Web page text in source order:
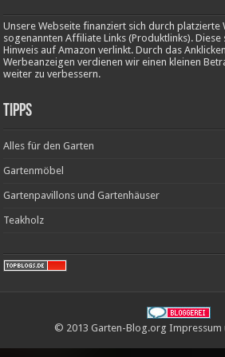
Unsere Webseite finanziert sich durch platzierte
sogenannten Affiliate Links (Produktlinks).
Hinweis auf Amazon verlinkt. Durch das
Werbeanzeigen verdienen wir einen kleinen
weiter zu verbessern.
Tipps
Alles für den Garten
Gartenmöbel
Gartenpavillons und Gartenhäuser
Teakholz
© 2013 Garten-Blog.org Impressum